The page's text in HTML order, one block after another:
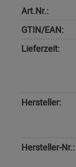
Art.Nr.:
GTIN/EAN:
Lieferzeit:
Hersteller:
Hersteller-Nr.: